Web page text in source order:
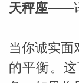
天秤座——
当你诚实面
的平衡。